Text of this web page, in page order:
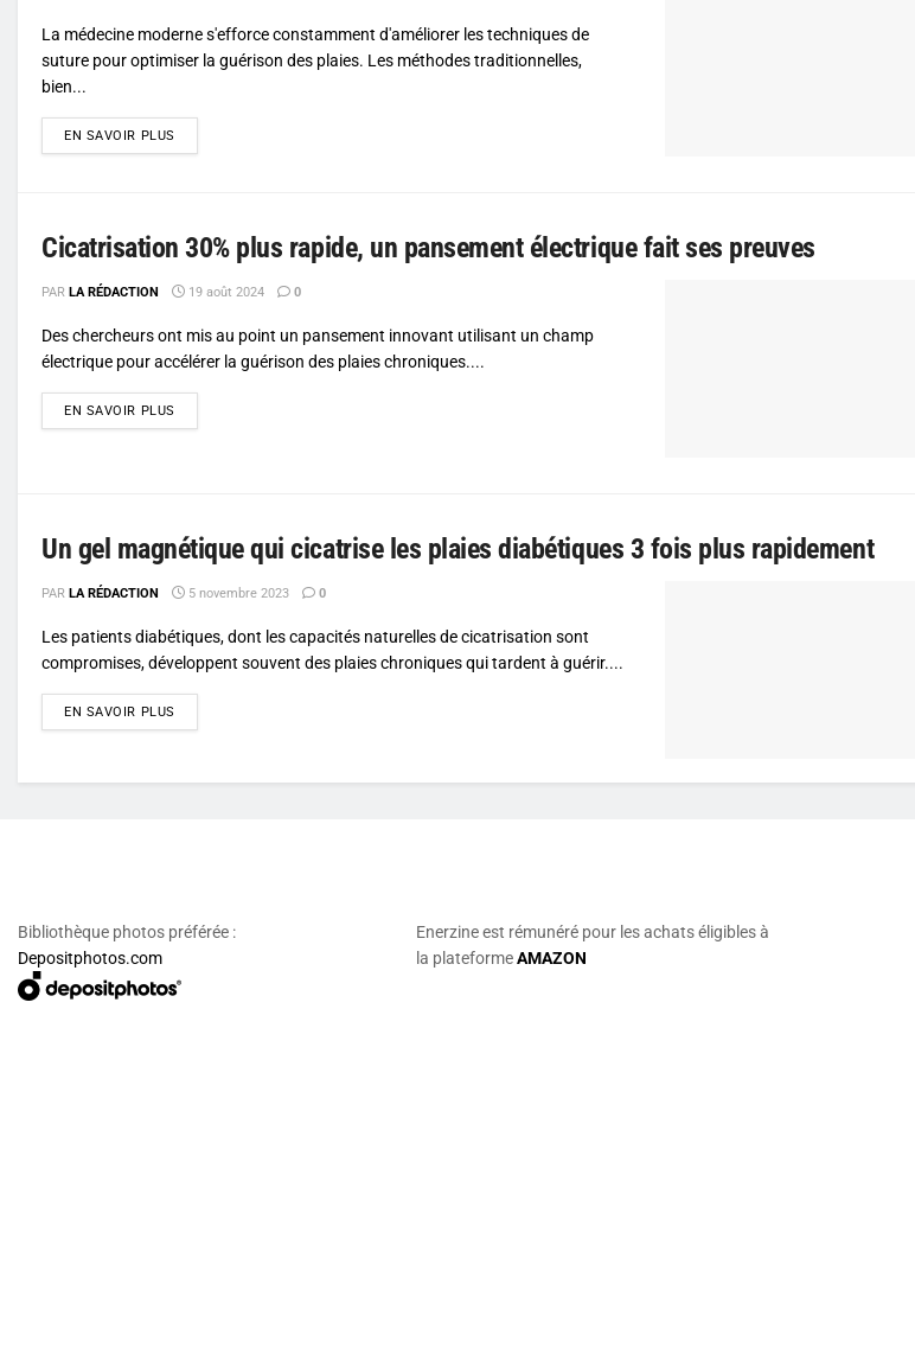
La médecine moderne s'efforce constamment d'améliorer les techniques de
suture pour optimiser la guérison des plaies. Les méthodes traditionnelles,
bien...
EN SAVOIR PLUS
Cicatrisation 30% plus rapide, un pansement électrique fait ses preuves
PAR LA RÉDACTION 19 août 2024 0
Des chercheurs ont mis au point un pansement innovant utilisant un champ
électrique pour accélérer la guérison des plaies chroniques....
EN SAVOIR PLUS
Un gel magnétique qui cicatrise les plaies diabétiques 3 fois plus rapidement
PAR LA RÉDACTION 5 novembre 2023 0
Les patients diabétiques, dont les capacités naturelles de cicatrisation sont
compromises, développent souvent des plaies chroniques qui tardent à guérir....
EN SAVOIR PLUS
Bibliothèque photos préférée :
Depositphotos.com
Enerzine est rémunéré pour les achats éligibles à
la plateformeAMAZON